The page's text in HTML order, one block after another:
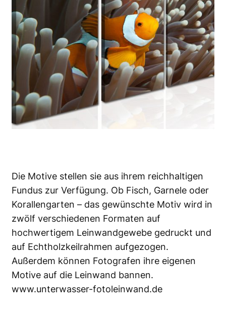
Die Motive stellen sie aus ihrem reichhaltigen
Fundus zur Verfügung. Ob Fisch, Garnele oder
Korallengarten – das gewünschte Motiv wird in
zwölf verschiedenen Formaten auf
hochwertigem Leinwandgewebe gedruckt und
auf Echtholzkeilrahmen aufgezogen.
Außerdem können Fotografen ihre eigenen
Motive auf die Leinwand bannen.
www.unterwasser-fotoleinwand.de